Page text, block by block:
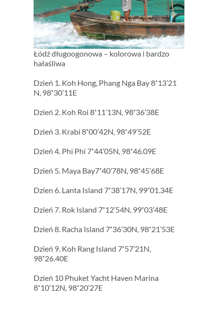
Łódź długoogonowa – kolorowa i bardzo
hałaśliwa
Dzień 1. Koh Hong, Phang Nga Bay 8˚13’21
N, 98˚30’11E
Dzień 2. Koh Roi 8˚11’13N, 98˚36’38E
Dzień 3. Krabi 8˚00’42N, 98˚49’52E
Dzień 4. Phi Phi 7˚44’05N, 98˚46.09E
Dzień 5. Maya Bay7˚40’78N, 98˚45’68E
Dzien 6. Lanta Island 7˚38’17N, 99˚01.34E
Dzień 7. Rok Island 7˚12’54N, 99˚03’48E
Dzień 8. Racha Island 7˚36’30N, 98˚21’53E
Dzień 9. Koh Rang Island 7˚57’21N,
98˚26.40E
Dzień 10 Phuket Yacht Haven Marina
8˚10’12N, 98˚20’27E